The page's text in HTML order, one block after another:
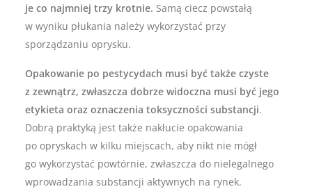
je co najmniej trzy krotnie. Samą ciecz powstałą
w wyniku płukania należy wykorzystać przy
sporządzaniu oprysku.
Opakowanie po pestycydach musi być także czyste
z zewnątrz, zwłaszcza dobrze widoczna musi być jego
etykieta oraz oznaczenia toksyczności substancji.
Dobrą praktyką jest także nakłucie opakowania
po opryskach w kilku miejscach, aby nikt nie mógł
go wykorzystać powtórnie, zwłaszcza do nielegalnego
wprowadzania substancji aktywnych na rynek.